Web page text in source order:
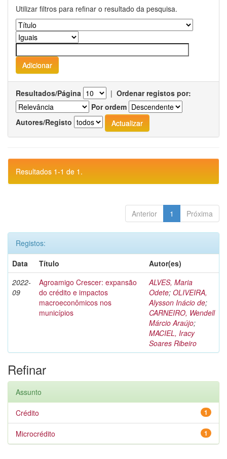
Utilizar filtros para refinar o resultado da pesquisa.
Resultados/Página | Ordenar registos por:
Por ordem
Autores/Registo
Resultados 1-1 de 1.
Anterior 1 Próxima
Registos:
Data
Título
Autor(es)
2022-
09
Agroamigo Crescer: expansão
do crédito e impactos
macroeconômicos nos
municípios
ALVES, Maria
Odete; OLIVEIRA,
Alysson Inácio de;
CARNEIRO, Wendell
Márcio Araújo;
MACIEL, Iracy
Soares Ribeiro
Refinar
Assunto
1
Crédito
1
Microcrédito